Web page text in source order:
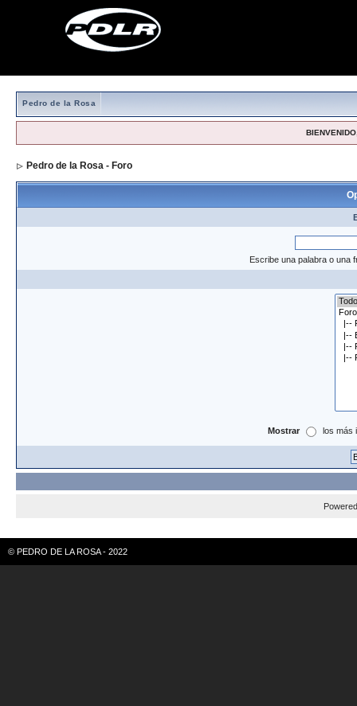
Pedro de la Rosa
Pedro de la Rosa - Foro
Escribe una palabra o una
Mostrar los más
© PEDRO DE LA ROSA - 2022